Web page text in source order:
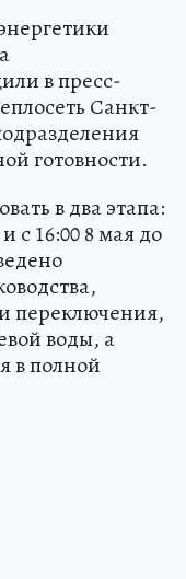
в пресс-
Санкт-
готовности.
в два этапа:
с 16:00 8 мая до
переключения,
воды, а
в полной